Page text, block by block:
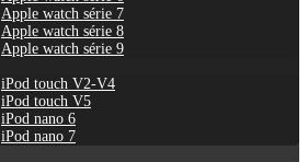
Apple watch série 7
Apple watch série 8
Apple watch série 9
iPod touch V2-V4
iPod touch V5
iPod nano 6
iPod nano 7